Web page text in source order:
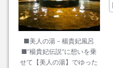
■美人の湯－楊貴妃風呂
■“楊貴妃伝説”に想いを乗
せて【美人の湯】でゆった